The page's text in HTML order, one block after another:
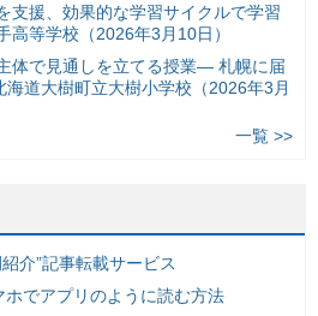
支援、効果的な学習サイクルで学習
高等学校（2026年3月10日）
体で見通しを立てる授業— 札幌に届
海道大樹町立大樹小学校（2026年3月
一覧 >>
介”記事転載サービス
でアプリのように読む方法